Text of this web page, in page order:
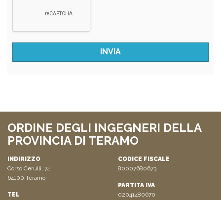
ORDINE DEGLI INGEGNERI DELLA
PROVINCIA DI TERAMO
INDIRIZZO
Corso Cerulli, 74
64100 Teramo
TEL
CODICE FISCALE
80007680673
PARTITA IVA
02041480670